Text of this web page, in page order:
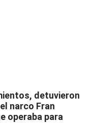
detuvieron
narco Fran
operaba para